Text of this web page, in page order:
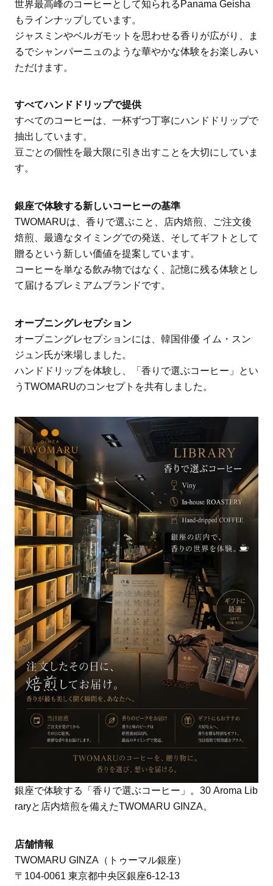
世界最高峰のコーヒーとして知られるPanama Geisha
もラインナップしています。
ジャスミンやベルガモットを思わせる香りが広がり、ま
るでシャンパーニュのような華やかな体験をお楽しみい
ただけます。
すべてハンドドリップで提供
すべてのコーヒーは、一杯ずつ丁寧にハンドドリップで
抽出しています。
豆ごとの個性を最大限に引き出すことを大切にしていま
す。
銀座で体験する新しいコーヒーの基準
TWOMARUは、香りで選ぶこと、店内焙煎、ご注文後
焙煎、最適なタイミングでの発送、そしてギフトとして
贈るという新しい価値を提案しています。
コーヒーを単なる飲み物ではなく、記憶に残る体験とし
て届けるプレミアムブランドです。
オープニングレセプション
オープニングレセプションには、韓国俳優 イム・スン
ジュン氏が来場しました。
ハンドドリップを体験し、「香りで選ぶコーヒー」とい
うTWOMARUのコンセプトを共有しました。
銀座で体験する「香りで選ぶコーヒー」。30 Aroma Lib
raryと店内焙煎を備えたTWOMARU GINZA。
店舗情報
TWOMARU GINZA（トゥーマル銀座）
〒104-0061 東京都中央区銀座6-12-13